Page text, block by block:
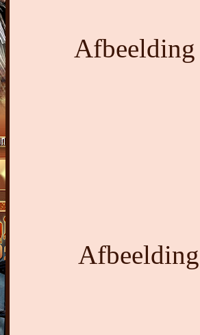
Afbeelding